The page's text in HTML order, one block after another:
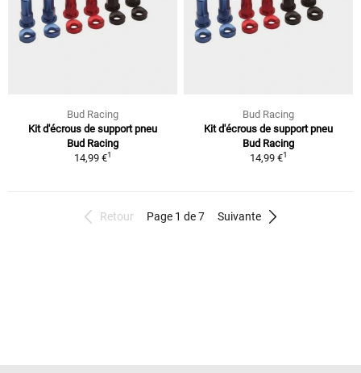
Bud Racing
Kit d'écrous de support pneu
Bud Racing
14,99 €1
Bud Racing
Kit d'écrous de support pneu
Bud Racing
14,99 €1
Retour Page 1 de 7 Suivante